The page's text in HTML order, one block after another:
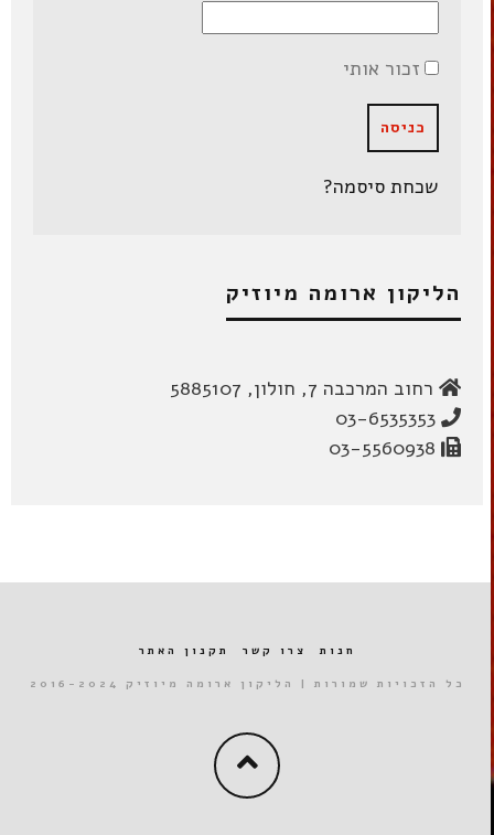
זכור אותי
שכחת סיסמה?
הליקון ארומה מיוזיק
רחוב המרכבה 7, חולון, 5885107
03-6535353
03-5560938
חנות צרו קשר תקנון האתר
כל הזכויות שמורות | הליקון ארומה מיוזיק 2016-2024